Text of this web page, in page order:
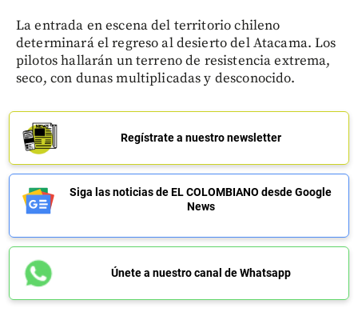
La entrada en escena del territorio chileno
determinará el regreso al desierto del Atacama. Los
pilotos hallarán un terreno de resistencia extrema,
seco, con dunas multiplicadas y desconocido.
Regístrate a nuestro newsletter
Siga las noticias de EL COLOMBIANO desde Google
News
Únete a nuestro canal de Whatsapp